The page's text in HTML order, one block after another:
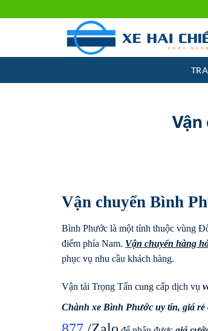
Vận
Vận chuyển Bình
Bình Phước là một tỉnh thuộc vùng
điểm phía Nam. Vận chuyển hàng
phục vụ nhu cầu khách hàng.
Vận tải Trọng Tấn cung cấp dịch vụ
Chành xe Bình Phước uy tín, giá